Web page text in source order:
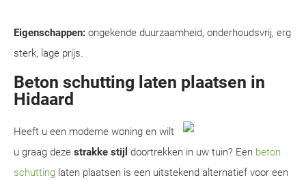
Eigenschappen: ongekende duurzaamheid, onderhoudsvrij, erg
sterk, lage prijs.
Beton schutting laten plaatsen in
Hidaard
Heeft u een moderne woning en wilt
u graag deze strakke stijl doortrekken in uw tuin? Een beton
schutting laten plaatsen is een uitstekend alternatief voor een